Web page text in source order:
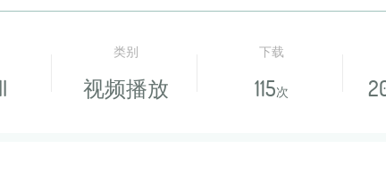
类别
视频播放
下载
115次